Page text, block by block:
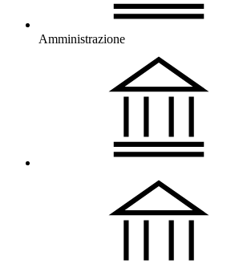
Amministrazione